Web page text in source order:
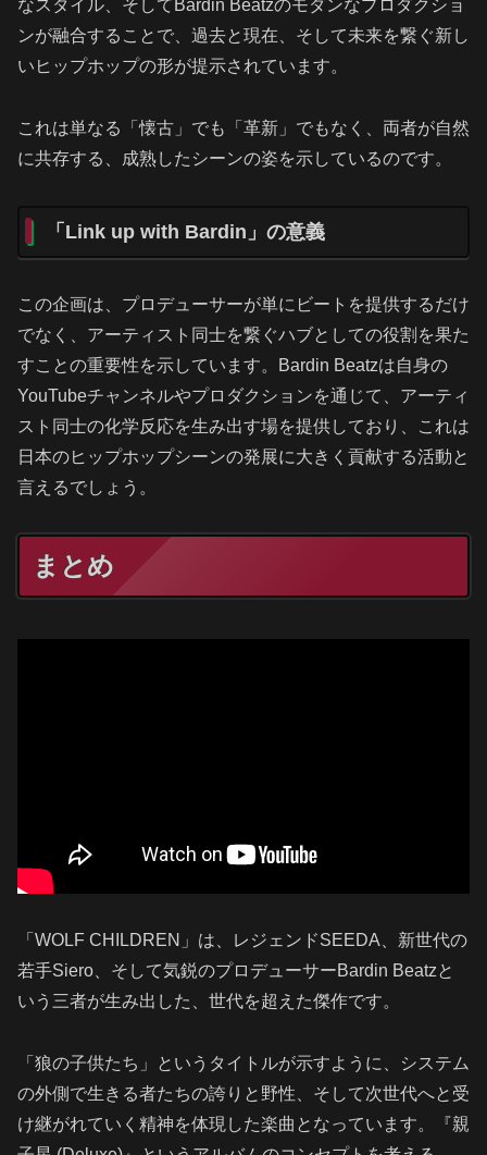
なスタイル、そしてBardin Beatzのモダンなプロダクショ
ンが融合することで、過去と現在、そして未来を繋ぐ新し
いヒップホップの形が提示されています。
これは単なる「懐古」でも「革新」でもなく、両者が自然
に共存する、成熟したシーンの姿を示しているのです。
「Link up with Bardin」の意義
この企画は、プロデューサーが単にビートを提供するだけ
でなく、アーティスト同士を繋ぐハブとしての役割を果た
すことの重要性を示しています。Bardin Beatzは自身の
YouTubeチャンネルやプロダクションを通じて、アーティ
スト同士の化学反応を生み出す場を提供しており、これは
日本のヒップホップシーンの発展に大きく貢献する活動と
言えるでしょう。
まとめ
「WOLF CHILDREN」は、レジェンドSEEDA、新世代の
若手Siero、そして気鋭のプロデューサーBardin Beatzと
いう三者が生み出した、世代を超えた傑作です。
「狼の子供たち」というタイトルが示すように、システム
の外側で生きる者たちの誇りと野性、そして次世代へと受
け継がれていく精神を体現した楽曲となっています。『親